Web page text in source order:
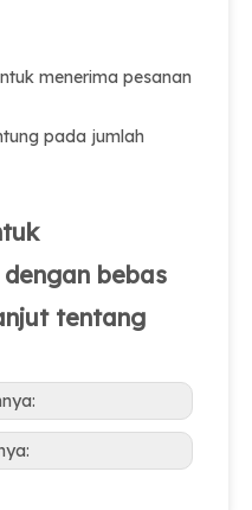
menerima pesanan
pada jumlah
bebas
tentang